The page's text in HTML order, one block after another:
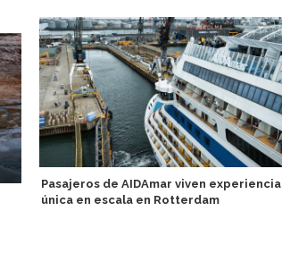
Pasajeros de AIDAmar viven experiencia
única en escala en Rotterdam